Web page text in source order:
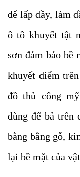
để lấp đầy, làm
ô tô khuyết tật
sơn đảm bảo bề
khuyết điểm
đồ thủ công
dùng để bả trên
bằng bằng gỗ,
lại bề mặt của